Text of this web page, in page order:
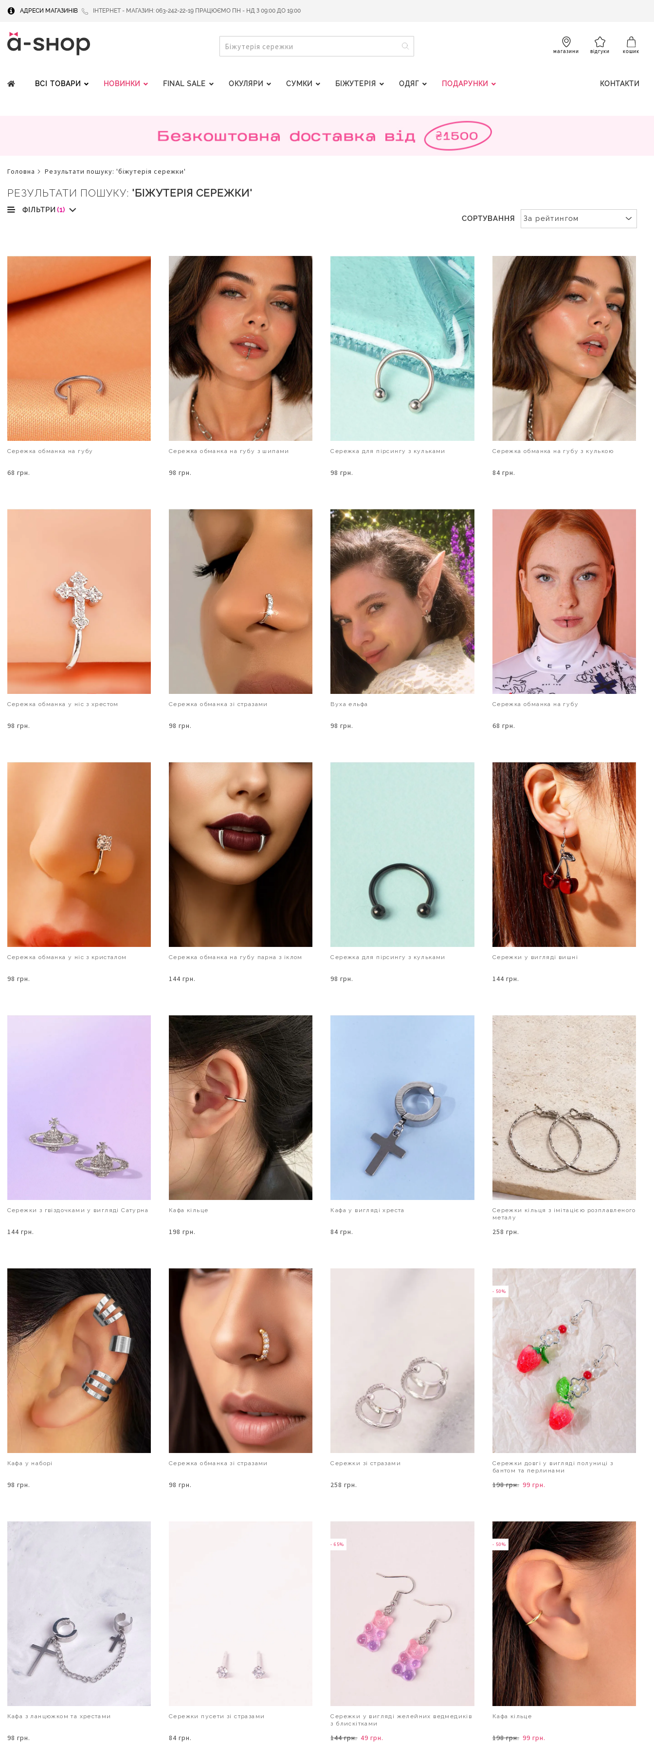
АДРЕСИ МАГАЗИНІВ ІНТЕРНЕТ - МАГАЗИН: 063-242-22-19 ПРАЦЮЄМО ПН - НД З 09:00 ДО 19:00
ПОШУК
ПОШУК
магазини відгуки кошик
ВСІ ТОВАРИ НОВИНКИ FINAL SALE ОКУЛЯРИ СУМКИ БІЖУТЕРІЯ ОДЯГ ПОДАРУНКИ КОНТАКТИ
головна результати пошуку: 'біжутерія сережки'
РЕЗУЛЬТАТИ ПОШУКУ: 'БІЖУТЕРІЯ СЕРЕЖКИ'
ФІЛЬТРИ (1)
СОРТУВАННЯ
Сережка обманка на губу
68 грн.
Сережка обманка на губу з шипами
98 грн.
Сережка для пірсингу з кульками
98 грн.
Сережка обманка на губу з кулькою
84 грн.
Сережка обманка у ніс з хрестом
98 грн.
Сережка обманка зі стразами
98 грн.
Вуха ельфа
98 грн.
Сережка обманка на губу
68 грн.
Сережка обманка у ніс з кристалом
98 грн.
Сережка обманка на губу парна з іклом
144 грн.
Сережка для пірсингу з кульками
98 грн.
Сережки у вигляді вишні
144 грн.
Сережки з гвіздочками у вигляді Сатурна
144 грн.
Кафа кільце
198 грн.
Кафа у вигляді хреста
84 грн.
Сережки кільця з імітацією розплавленого
металу
258 грн.
Кафа у наборі
98 грн.
Сережка обманка зі стразами
98 грн.
Сережки зі стразами
258 грн.
- 50%
Сережки довгі у вигляді полуниці з
бантом та перлинами
198 грн. 99 грн.
Кафа з ланцюжком та хрестами
98 грн.
Сережки пусети зі стразами
84 грн.
- 65%
Сережки у вигляді желейних ведмедиків
з блискітками
144 грн. 49 грн.
- 50%
Кафа кільце
198 грн. 99 грн.